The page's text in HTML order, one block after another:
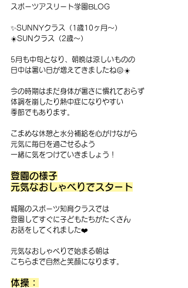
スポーツアスリート学園BLOG
✨SUNNYクラス（1歳10ヶ月〜）
☀️SUNクラス（2歳〜）
5月も中旬となり、朝晩は涼しいものの
日中は暑い日が増えてきましたね😖☀️
今の時期はまだ身体が暑さに慣れておらず
体調を崩したり熱中症になりやすい
季節でもあります。
こまめな休憩と水分補給を心がけながら
元気に毎日を過ごせるよう
一緒に気をつけていきましょう！
登園の様子
元気なおしゃべりでスタート
城陽のスポーツ知育クラスでは
登園してすぐに子どもたちがたくさん
お話をしてくれました❤️
元気なおしゃべりで始まる朝は
こちらまで自然と笑顔になります。
体操：